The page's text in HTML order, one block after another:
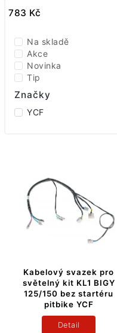
Nejdražší
Abecedně
783 Kč
Na skladě
Akce
Novinka
Tip
Značky
YCF
Kabelový svazek pro
světelný kit KL1 BIGY
125/150 bez startéru
pitbike YCF
Detail